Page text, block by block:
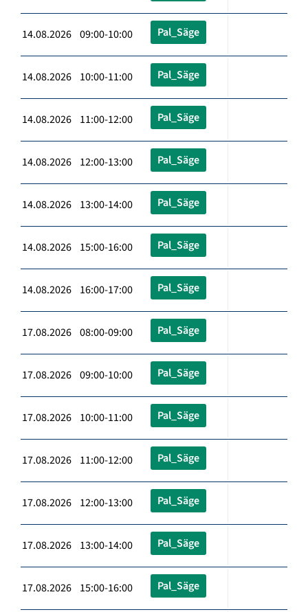
14.08.2026 09:00-10:00 Pal_Säge
14.08.2026 10:00-11:00 Pal_Säge
14.08.2026 11:00-12:00 Pal_Säge
14.08.2026 12:00-13:00 Pal_Säge
14.08.2026 13:00-14:00 Pal_Säge
14.08.2026 15:00-16:00 Pal_Säge
14.08.2026 16:00-17:00 Pal_Säge
17.08.2026 08:00-09:00 Pal_Säge
17.08.2026 09:00-10:00 Pal_Säge
17.08.2026 10:00-11:00 Pal_Säge
17.08.2026 11:00-12:00 Pal_Säge
17.08.2026 12:00-13:00 Pal_Säge
17.08.2026 13:00-14:00 Pal_Säge
17.08.2026 15:00-16:00 Pal_Säge